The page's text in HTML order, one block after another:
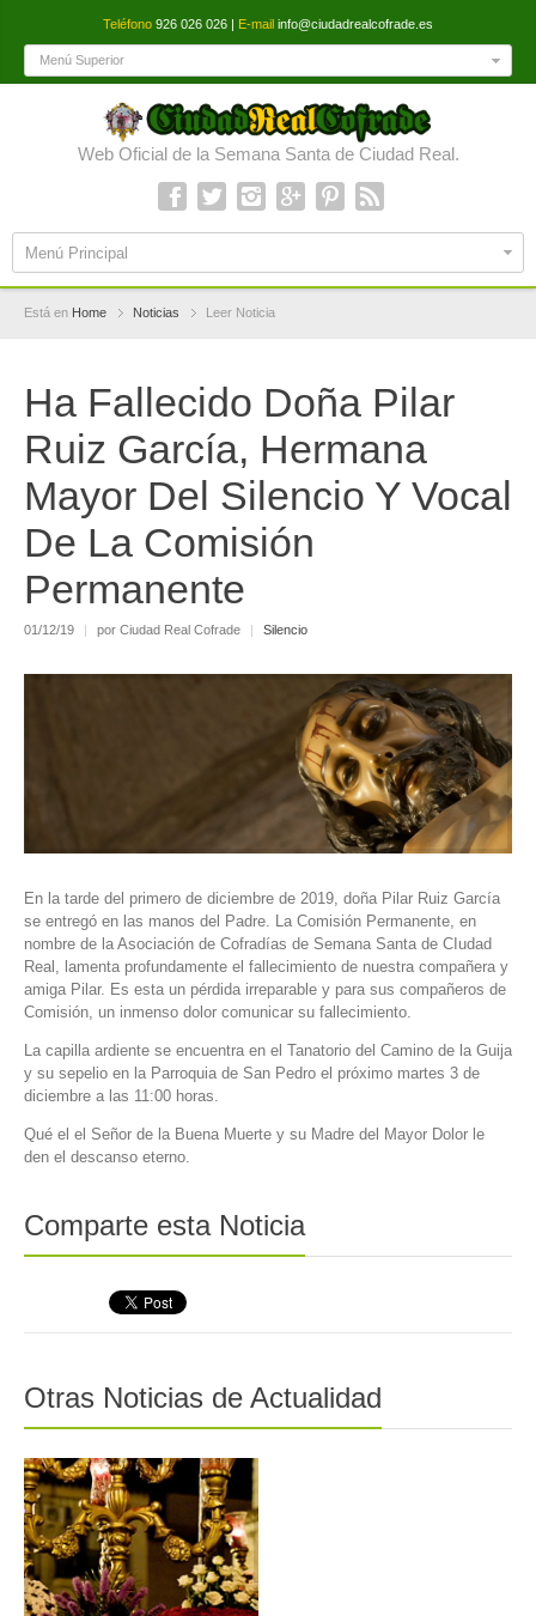
Teléfono 926 026 026 | E-mail info@ciudadrealcofrade.es
Menú Superior
Web Oficial de la Semana Santa de Ciudad Real.
Menú Principal
Está en Home Noticias Leer Noticia
Ha Fallecido Doña Pilar
Ruiz García, Hermana
Mayor Del Silencio Y Vocal
De La Comisión
Permanente
01/12/19 | por Ciudad Real Cofrade | Silencio
En la tarde del primero de diciembre de 2019, doña Pilar Ruiz García
se entregó en las manos del Padre. La Comisión Permanente, en
nombre de la Asociación de Cofradías de Semana Santa de CIudad
Real, lamenta profundamente el fallecimiento de nuestra compañera y
amiga Pilar. Es esta un pérdida irreparable y para sus compañeros de
Comisión, un inmenso dolor comunicar su fallecimiento.
La capilla ardiente se encuentra en el Tanatorio del Camino de la Guija
y su sepelio en la Parroquia de San Pedro el próximo martes 3 de
diciembre a las 11:00 horas.
Qué el el Señor de la Buena Muerte y su Madre del Mayor Dolor le
den el descanso eterno.
Comparte esta Noticia
Otras Noticias de Actualidad